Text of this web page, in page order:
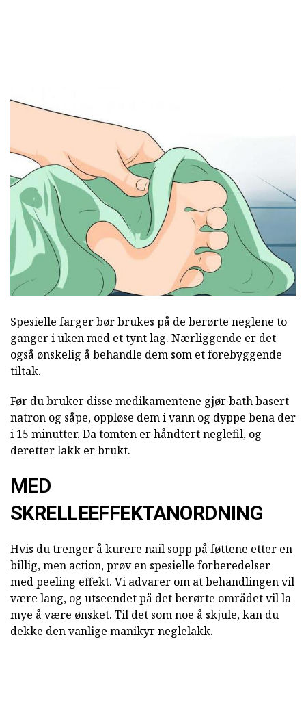
Spesielle farger bør brukes på de berørte neglene to
ganger i uken med et tynt lag. Nærliggende er det
også ønskelig å behandle dem som et forebyggende
tiltak.
Før du bruker disse medikamentene gjør bath basert
natron og såpe, oppløse dem i vann og dyppe bena der
i 15 minutter. Da tomten er håndtert neglefil, og
deretter lakk er brukt.
MED
SKRELLEEFFEKTANORDNING
Hvis du trenger å kurere nail sopp på føttene etter en
billig, men action, prøv en spesielle forberedelser
med peeling effekt. Vi advarer om at behandlingen vil
være lang, og utseendet på det berørte området vil la
mye å være ønsket. Til det som noe å skjule, kan du
dekke den vanlige manikyr neglelakk.